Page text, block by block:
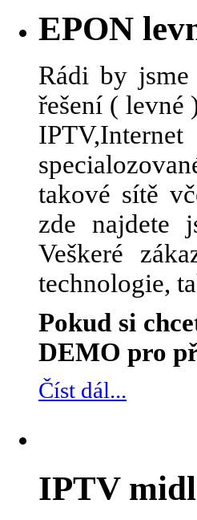
EPON
Rádi by
řešení ( levné
takové sítě
zde najdete
Veškeré
technologie,
Pokud si
DEMO pro
Číst dál...
IPTV